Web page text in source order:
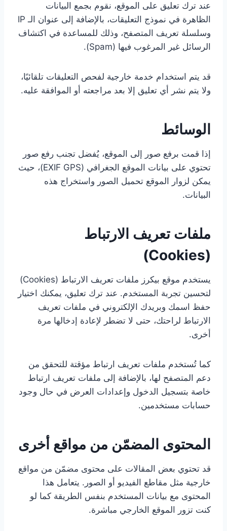
عند ترك تعليق على الموقع، نقوم بجمع البيانات
الظاهرة في نموذج التعليقات، بالإضافة إلى عنوان الـ IP
وسلسلة تعريف المتصفح، وذلك للمساعدة في اكتشاف
الرسائل غير المرغوب فيها (Spam).
قد يتم استخدام خدمة خارجية لفحص التعليقات تلقائيًا،
ولا يتم نشر أي تعليق إلا بعد مراجعته أو الموافقة عليه.
الوسائط
إذا قمت برفع صور إلى الموقع، يُفضل تجنب رفع صور
تحتوي على بيانات الموقع الجغرافي (EXIF GPS)، حيث
يمكن لزوار الموقع تحميل الصور واستخراج هذه
البيانات.
ملفات تعريف الارتباط
(Cookies)
يستخدم موقع بيكرز ملفات تعريف الارتباط (Cookies)
لتحسين تجربة المستخدم. عند ترك تعليق، يمكنك اختيار
حفظ اسمك وبريدك الإلكتروني في ملفات تعريف
الارتباط لراحتك، حتى لا تضطر لإعادة إدخالها مرة
أخرى.
كما تُستخدم ملفات تعريف ارتباط مؤقتة للتحقق من
دعم المتصفح لها، بالإضافة إلى ملفات تعريف ارتباط
خاصة بتسجيل الدخول وإعدادات العرض في حال وجود
حسابات مستخدمين.
المحتوى المضمّن من مواقع أخرى
قد تحتوي بعض المقالات على محتوى مضمّن من مواقع
خارجية مثل مقاطع الفيديو أو الصور. يتعامل هذا
المحتوى مع بيانات المستخدم بنفس الطريقة كما لو
كنت تزور الموقع الخارجي مباشرة.